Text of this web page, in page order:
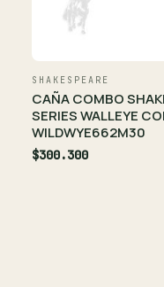
SHAKESPEARE
CAÑA COMBO
SERIES WALLEYE
WILDWYE662M30
$300.300